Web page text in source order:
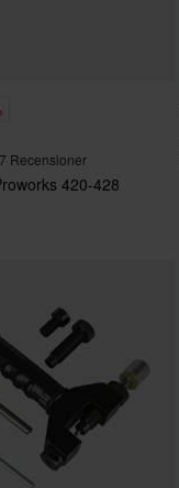
Recensioner
420-428